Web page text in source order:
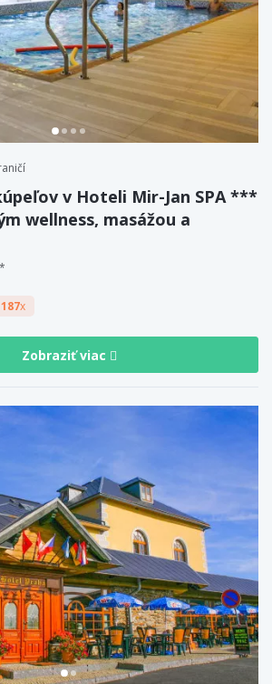
v Hoteli Mir-Jan SPA ***
wellness, masážou a
187x
Zobraziť viac